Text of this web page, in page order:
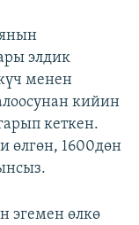
элдик
менен
кийин
кеткен.
өлгөн, 1600дөн
эгемен өлкө